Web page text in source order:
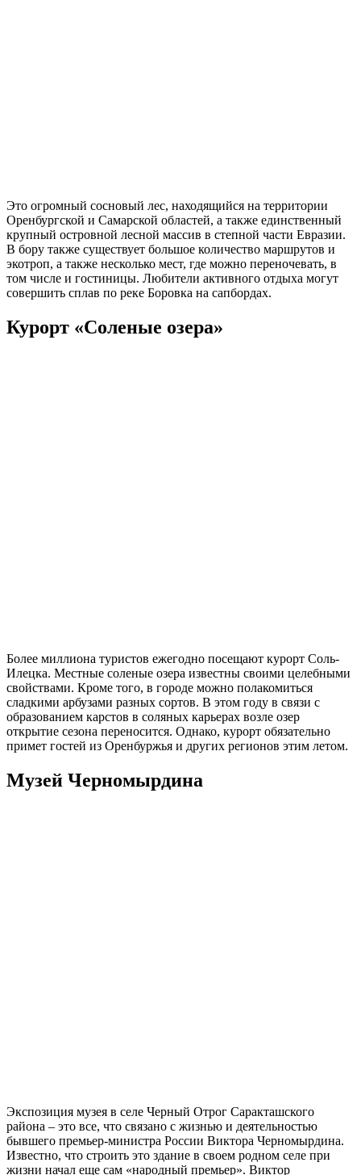
Это огромный сосновый лес, находящийся на территории
Оренбургской и Самарской областей, а также единственный
крупный островной лесной массив в степной части Евразии.
В бору также существует большое количество маршрутов и
экотроп, а также несколько мест, где можно переночевать, в
том числе и гостиницы. Любители активного отдыха могут
совершить сплав по реке Боровка на сапбордах.
Курорт «Соленые озера»
Более миллиона туристов ежегодно посещают курорт Соль-
Илецка. Местные соленые озера известны своими целебными
свойствами. Кроме того, в городе можно полакомиться
сладкими арбузами разных сортов. В этом году в связи с
образованием карстов в соляных карьерах возле озер
открытие сезона переносится. Однако, курорт обязательно
примет гостей из Оренбуржья и других регионов этим летом.
Музей Черномырдина
Экспозиция музея в селе Черный Отрог Саракташского
района – это все, что связано с жизнью и деятельностью
бывшего премьер-министра России Виктора Черномырдина.
Известно, что строить это здание в своем родном селе при
жизни начал еще сам «народный премьер». Виктор